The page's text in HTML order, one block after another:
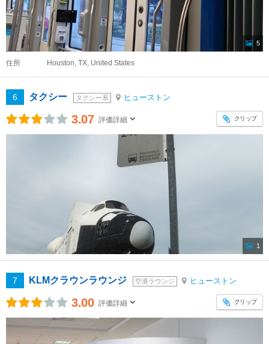
5
住所 Houston, TX, United States
6 タクシー タクシー系 ヒューストン
3.07 評価詳細 クリップ
1
7 KLMクラウンラウンジ 空港ラウンジ ヒューストン
3.00 評価詳細 クリップ